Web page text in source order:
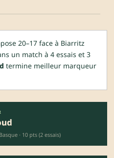
20–17 face à Biarritz
un match à 4 essais et 3
termine meilleur marqueur
· 10 pts (2 essais)